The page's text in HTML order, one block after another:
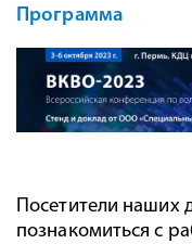
Программа
Посетители наших
познакомиться с